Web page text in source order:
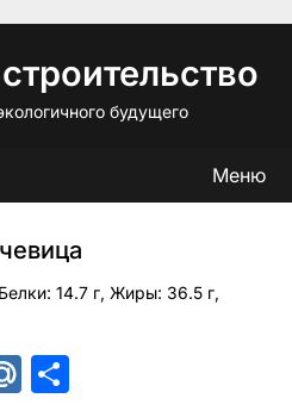
будущего
Меню
14.7 г, Жиры: 36.5 г,
Mail.Ru